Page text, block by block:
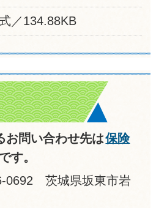
／134.88KB
お問い合わせ先は保険
です。
0692 茨城県坂東市岩